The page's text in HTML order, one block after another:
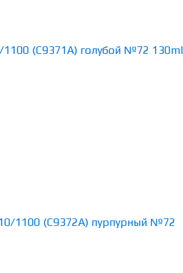
(C9371A) голубой №72 130ml